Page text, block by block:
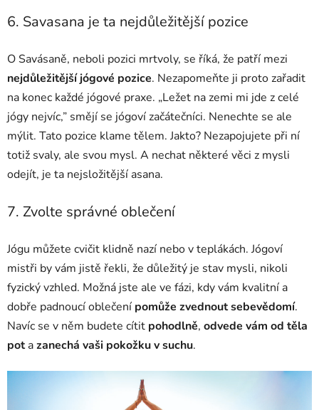
6. Savasana je ta nejdůležitější pozice
O Savásaně, neboli pozici mrtvoly, se říká, že patří mezi
nejdůležitější jógové pozice. Nezapomeňte ji proto zařadit
na konec každé jógové praxe. „Ležet na zemi mi jde z celé
jógy nejvíc,” smějí se jógoví začátečníci. Nenechte se ale
mýlit. Tato pozice klame tělem. Jakto? Nezapojujete při ní
totiž svaly, ale svou mysl. A nechat některé věci z mysli
odejít, je ta nejsložitější asana.
7. Zvolte správné oblečení
Jógu můžete cvičit klidně nazí nebo v teplákách. Jógoví
mistři by vám jistě řekli, že důležitý je stav mysli, nikoli
fyzický vzhled. Možná jste ale ve fázi, kdy vám kvalitní a
dobře padnoucí oblečení pomůže zvednout sebevědomí.
Navíc se v něm budete cítit pohodlně, odvede vám od těla
potazanechá vaši pokožku v suchu.